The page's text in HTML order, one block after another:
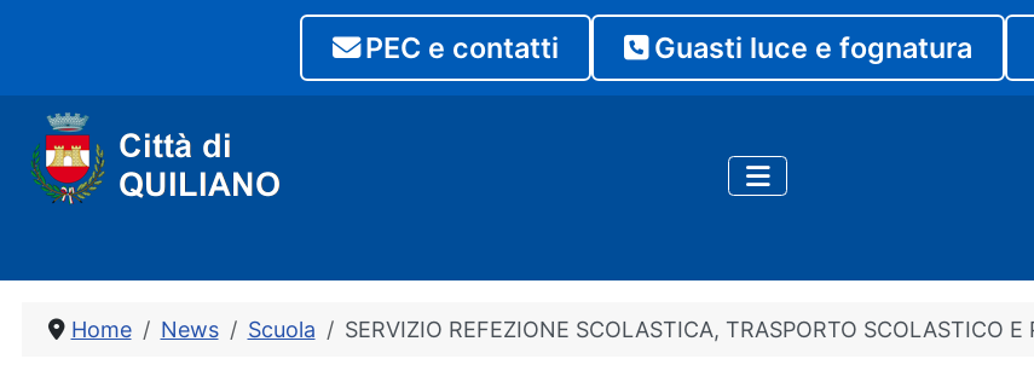
PEC e contatti Guasti luce e fognatura
Home News Scuola SERVIZIO REFEZIONE SCOLASTICA, TRASPORTO SCOLASTICO E